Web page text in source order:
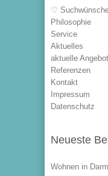
♡
Philosophie
Service
Aktuelles
aktuelle
Referenzen
Kontakt
Impressum
Datenschutz
Neueste
Wohnen in